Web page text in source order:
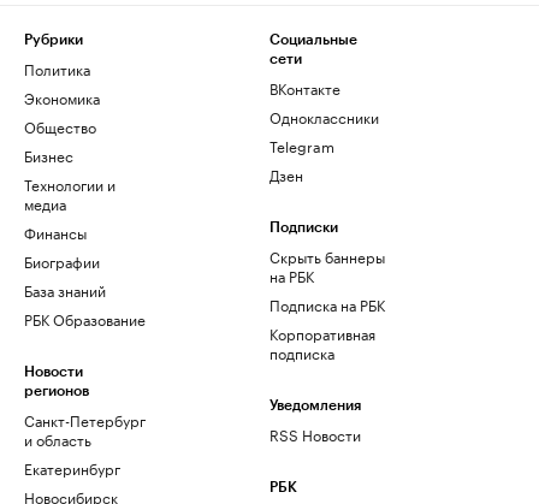
Рубрики
Политика
Экономика
Общество
Бизнес
Технологии и
медиа
Финансы
Биографии
База знаний
РБК Образование
Новости
регионов
Санкт-Петербург
и область
Екатеринбург
Новосибирск
Социальные
сети
ВКонтакте
Одноклассники
Telegram
Дзен
Подписки
Скрыть баннеры
на РБК
Подписка на РБК
Корпоративная
подписка
Уведомления
RSS Новости
РБК